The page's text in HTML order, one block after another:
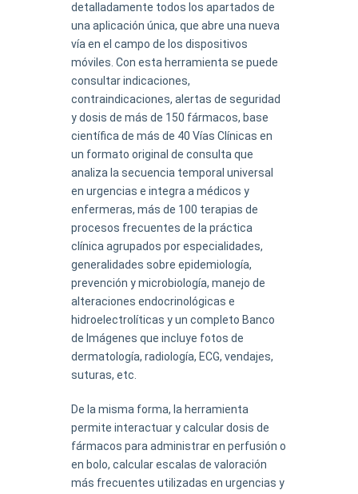
detalladamente todos los apartados de
una aplicación única, que abre una nueva
vía en el campo de los dispositivos
móviles. Con esta herramienta se puede
consultar indicaciones,
contraindicaciones, alertas de seguridad
y dosis de más de 150 fármacos, base
científica de más de 40 Vías Clínicas en
un formato original de consulta que
analiza la secuencia temporal universal
en urgencias e integra a médicos y
enfermeras, más de 100 terapias de
procesos frecuentes de la práctica
clínica agrupados por especialidades,
generalidades sobre epidemiología,
prevención y microbiología, manejo de
alteraciones endocrinológicas e
hidroelectrolíticas y un completo Banco
de Imágenes que incluye fotos de
dermatología, radiología, ECG, vendajes,
suturas, etc.
De la misma forma, la herramienta
permite interactuar y calcular dosis de
fármacos para administrar en perfusión o
en bolo, calcular escalas de valoración
más frecuentes utilizadas en urgencias y